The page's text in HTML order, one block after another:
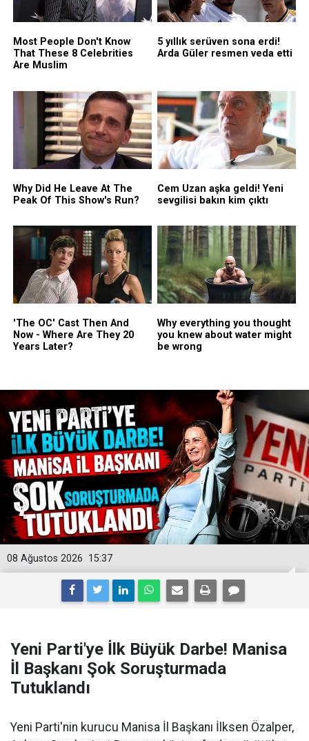
15:37
08 Ağustos 2026
Yeni Parti'ye İlk Büyük Darbe! Manisa
İl Başkanı Şok Soruşturmada
Tutuklandı
Yeni Parti'nin kurucu Manisa İl Başkanı İlksen Özalper,